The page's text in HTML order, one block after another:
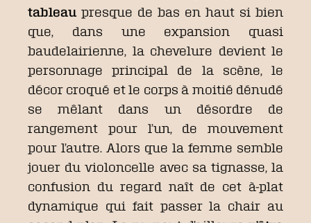
tableau presque de bas en haut si bien
que, dans une expansion quasi
baudelairienne, la chevelure devient le
personnage principal de la scène, le
décor croqué et le corps à moitié dénudé
se mêlant dans un désordre de
rangement pour l’un, de mouvement
pour l’autre. Alors que la femme semble
jouer du violoncelle avec sa tignasse, la
confusion du regard naît de cet à-plat
dynamique qui fait passer la chair au